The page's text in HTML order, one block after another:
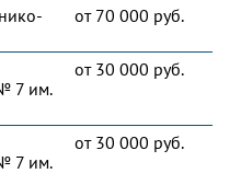
от 70 000 руб.
7 им.
от 30 000 руб.
7 им.
от 30 000 руб.